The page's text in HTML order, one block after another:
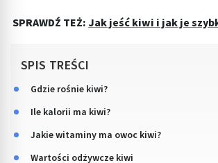
SPRAWDŹ TEŻ: Jak jeść kiwi i jak je
SPIS TREŚCI
Gdzie rośnie kiwi?
Ile kalorii ma kiwi?
Jakie witaminy ma owoc kiwi?
Wartości odżywcze kiwi